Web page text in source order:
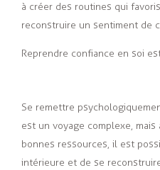
à créer des routines qui
reconstruire un sentiment de
Reprendre confiance en soi
Se remettre
est un voyage complexe,
bonnes ressources, il est
intérieure et de se